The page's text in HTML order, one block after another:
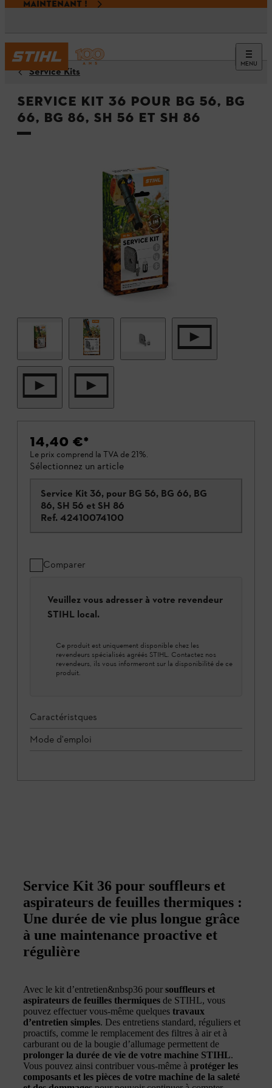
MAINTENANT !
MENU
Service Kits
Service Kit 36 pour BG 56, BG
66, BG 86, SH 56 et SH 86
14,40 €*
Le prix comprend la TVA de 21%.
Sélectionnez un article
Service Kit 36, pour BG 56, BG 66, BG
86, SH 56 et SH 86
Ref. 42410074100
Comparer
Veuillez vous adresser à votre revendeur
STIHL local.
Ce produit est uniquement disponible chez les
revendeurs spécialisés agréés STIHL. Contactez nos
revendeurs, ils vous informeront sur la disponibilité de ce
produit.
Caractéristques
Mode d'emploi
Service Kit 36 pour souffleurs et
aspirateurs de feuilles thermiques :
Une durée de vie plus longue grâce
à une maintenance proactive et
régulière
Avec le kit d’entretien&nbsp36 pour souffleurs et
aspirateurs de feuilles thermiques de STIHL, vous
pouvez effectuer vous-même quelques travaux
d’entretien simples. Des entretiens standard, réguliers et
proactifs, comme le remplacement des filtres à air et à
carburant ou de la bougie d’allumage permettent de
prolonger la durée de vie de votre machine STIHL.
Vous pouvez ainsi contribuer vous-même à protéger les
composants et les pièces de votre machine de la saleté